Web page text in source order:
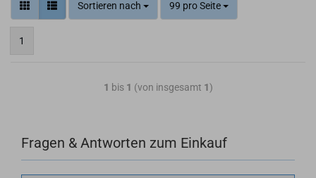
Sortieren nach 99 pro Seite
1
1 bis 1 (von insgesamt 1)
Fragen & Antworten zum Einkauf